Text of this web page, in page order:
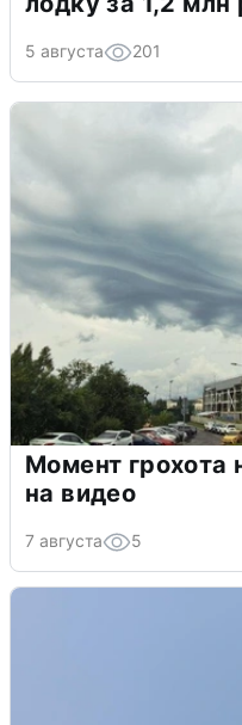
5 августа 201
Момент грохота
на видео
7 августа 5